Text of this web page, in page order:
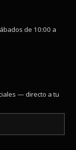
de 10:00 a
— directo a tu